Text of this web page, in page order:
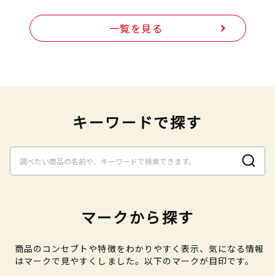
一覧を見る
キーワードで探す
マークから探す
商品のコンセプトや特徴をわかりやすく表示、気になる情報
はマークで見やすくしました。以下のマークが目印です。